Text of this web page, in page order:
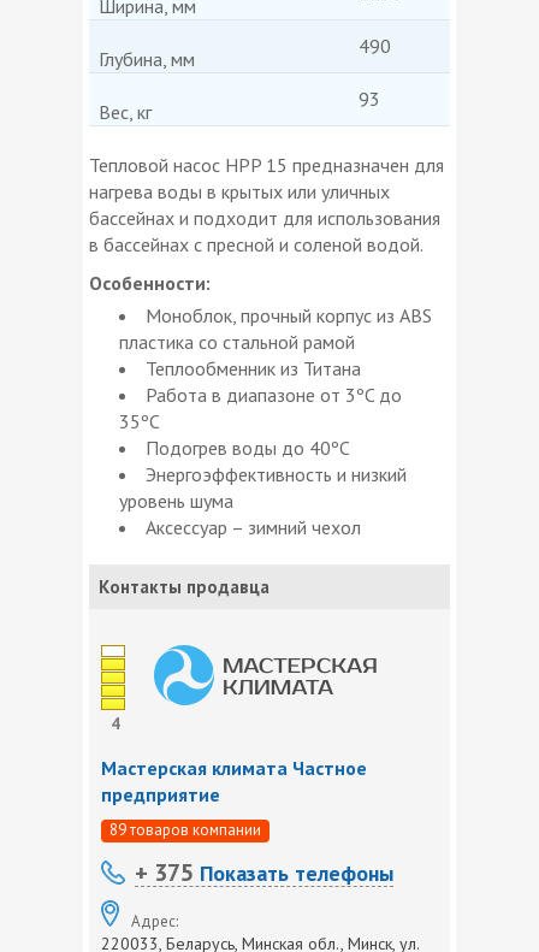
Ширина, мм
Глубина, мм
490
Вес, кг
93
Тепловой насос HPP 15 предназначен для
нагрева воды в крытых или уличных
бассейнах и подходит для использования
в бассейнах с пресной и соленой водой.
Особенности:
Моноблок, прочный корпус из ABS
пластика со стальной рамой
Теплообменник из Титана
Работа в диапазоне от 3ºC до
35ºC
Подогрев воды до 40ºC
Энергоэффективность и низкий
уровень шума
Аксессуар – зимний чехол
Контакты продавца
4
Мастерская климата Частное
предприятие
89 товаров компании
+ 375 Показать телефоны
Адрес:
220033, Беларусь, Минская обл., Минск, ул.